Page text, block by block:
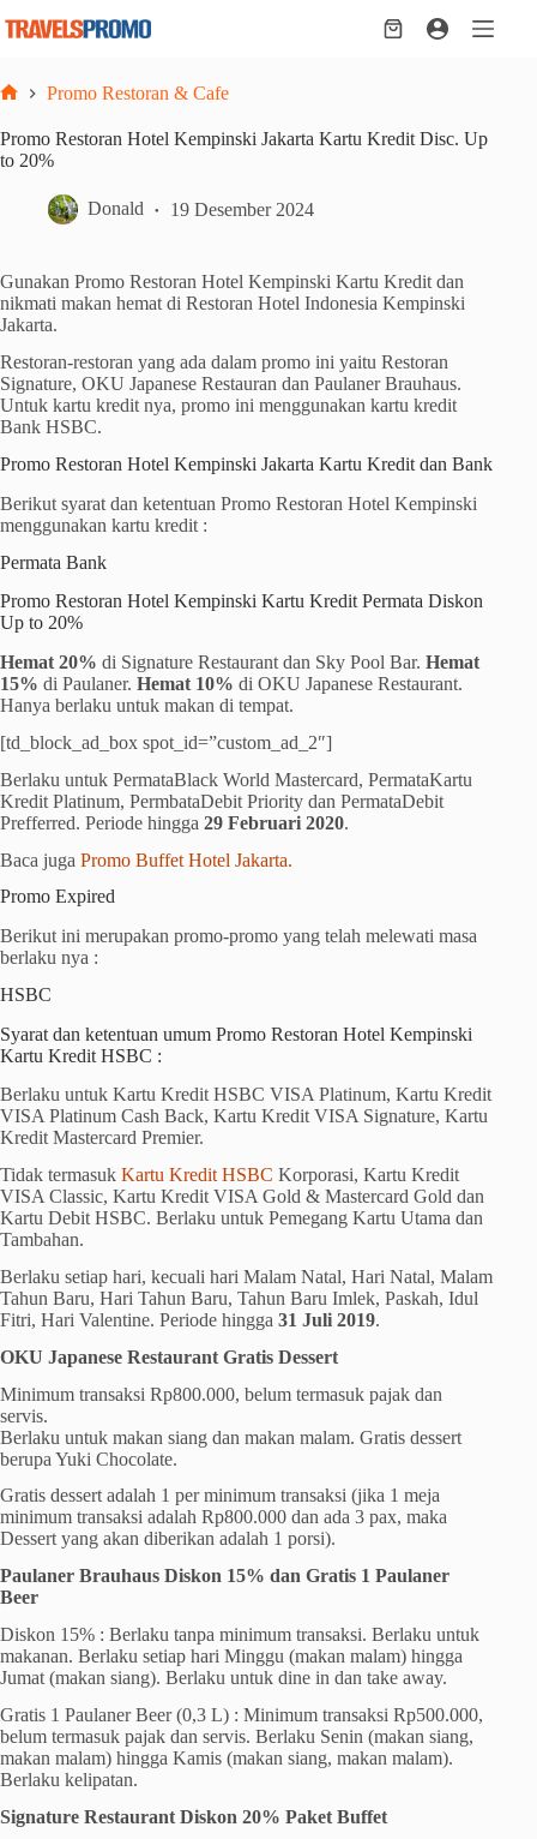
Shopping
Promo Restoran & Cafe
Promo Restoran Hotel Kempinski Jakarta Kartu Kredit Disc. Up
to 20%
Donald 19 Desember 2024
Gunakan Promo Restoran Hotel Kempinski Kartu Kredit dan
nikmati makan hemat di Restoran Hotel Indonesia Kempinski
Jakarta.
Restoran-restoran yang ada dalam promo ini yaitu Restoran
Signature, OKU Japanese Restauran dan Paulaner Brauhaus.
Untuk kartu kredit nya, promo ini menggunakan kartu kredit
Bank HSBC.
Promo Restoran Hotel Kempinski Jakarta Kartu Kredit dan Bank
Berikut syarat dan ketentuan Promo Restoran Hotel Kempinski
menggunakan kartu kredit :
Permata Bank
Promo Restoran Hotel Kempinski Kartu Kredit Permata Diskon
Up to 20%
Hemat 20% di Signature Restaurant dan Sky Pool Bar. Hemat
15% di Paulaner. Hemat 10% di OKU Japanese Restaurant.
Hanya berlaku untuk makan di tempat.
[td_block_ad_box spot_id=”custom_ad_2″]
Berlaku untuk PermataBlack World Mastercard, PermataKartu
Kredit Platinum, PermbataDebit Priority dan PermataDebit
Prefferred. Periode hingga 29 Februari 2020.
Baca juga Promo Buffet Hotel Jakarta.
Promo Expired
Berikut ini merupakan promo-promo yang telah melewati masa
berlaku nya :
HSBC
Syarat dan ketentuan umum Promo Restoran Hotel Kempinski
Kartu Kredit HSBC :
Berlaku untuk Kartu Kredit HSBC VISA Platinum, Kartu Kredit
VISA Platinum Cash Back, Kartu Kredit VISA Signature, Kartu
Kredit Mastercard Premier.
Tidak termasuk Kartu Kredit HSBC Korporasi, Kartu Kredit
VISA Classic, Kartu Kredit VISA Gold & Mastercard Gold dan
Kartu Debit HSBC. Berlaku untuk Pemegang Kartu Utama dan
Tambahan.
Berlaku setiap hari, kecuali hari Malam Natal, Hari Natal, Malam
Tahun Baru, Hari Tahun Baru, Tahun Baru Imlek, Paskah, Idul
Fitri, Hari Valentine. Periode hingga 31 Juli 2019.
OKU Japanese Restaurant Gratis Dessert
Minimum transaksi Rp800.000, belum termasuk pajak dan
servis.
Berlaku untuk makan siang dan makan malam. Gratis dessert
berupa Yuki Chocolate.
Gratis dessert adalah 1 per minimum transaksi (jika 1 meja
minimum transaksi adalah Rp800.000 dan ada 3 pax, maka
Dessert yang akan diberikan adalah 1 porsi).
Paulaner Brauhaus Diskon 15% dan Gratis 1 Paulaner
Beer
Diskon 15% : Berlaku tanpa minimum transaksi. Berlaku untuk
makanan. Berlaku setiap hari Minggu (makan malam) hingga
Jumat (makan siang). Berlaku untuk dine in dan take away.
Gratis 1 Paulaner Beer (0,3 L) : Minimum transaksi Rp500.000,
belum termasuk pajak dan servis. Berlaku Senin (makan siang,
makan malam) hingga Kamis (makan siang, makan malam).
Berlaku kelipatan.
Signature Restaurant Diskon 20% Paket Buffet